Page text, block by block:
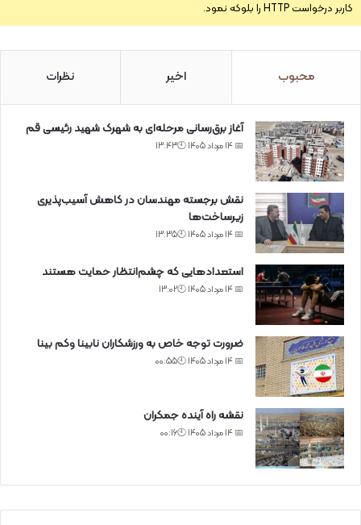
کاربر درخواست HTTP را بلوکه نمود.
محبوب اخیر نظرات
آغاز برق‌رسانی مرحله‌ای به شهرک شهید رئیسی قم
📅 14 مرداد 1405 🕙13:43
نقش برجسته مهندسان در کاهش آسیب‌پذیری
زیرساخت‌ها
📅 14 مرداد 1405 🕙13:35
استعدادهایی که چشم‌انتظار حمایت هستند
📅 14 مرداد 1405 🕙13:02
ضرورت توجه خاص به ورزشکاران نابینا وکم بینا
📅 14 مرداد 1405 🕙00:55
نقشه راه آینده جمکران
📅 14 مرداد 1405 🕙00:16